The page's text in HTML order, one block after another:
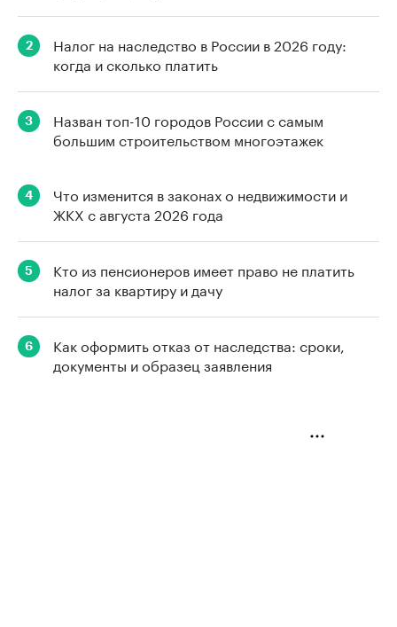
2
Налог на наследство в России в 2026 году:
когда и сколько платить
3
Назван топ-10 городов России с самым
большим строительством многоэтажек
4
Что изменится в законах о недвижимости и
ЖКХ с августа 2026 года
5
Кто из пенсионеров имеет право не платить
налог за квартиру и дачу
6
Как оформить отказ от наследства: сроки,
документы и образец заявления